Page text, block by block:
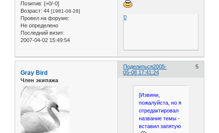
Позитив: [+0/-0]
Возраст: 44 [1981-08-28]
Провел на форуме:
Не определено
Последний визит:
2007-04-02 15:49:54
0
Поделиться 5
2005-
05-08 17:41:24
Gray Bird
Член экипажа
[Извини,
пожалуйста, но я
отредактировал
название темы -
вставил запятую